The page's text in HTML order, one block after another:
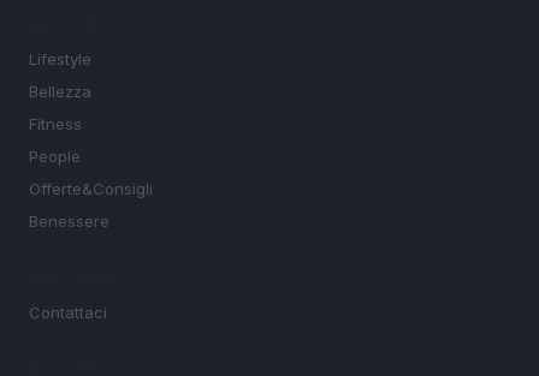
Lifestyle
Bellezza
Fitness
People
Offerte&Consigli
Benessere
Contattaci